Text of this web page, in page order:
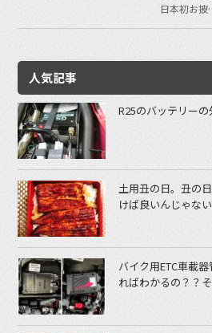
日本初お
人気記事
R25のバッテリーの
土用丑の日。丑の
けば良いんじゃな
バイク用ETC車載
ればわかるの？？